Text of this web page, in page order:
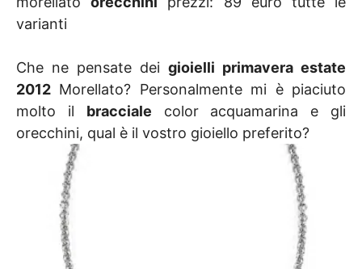
varianti
Che ne pensate dei gioielli primavera estate
2012 Morellato? Personalmente mi è piaciuto
molto il bracciale color acquamarina e gli
orecchini, qual è il vostro gioiello preferito?